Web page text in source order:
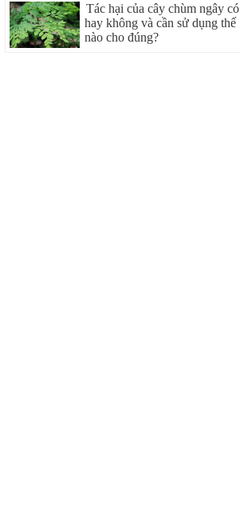
Tác hại của cây chùm ngây có
hay không và cần sử dụng thế
nào cho đúng?